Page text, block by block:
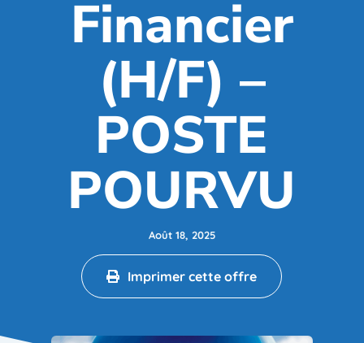
Financier
(H/F) –
POSTE
POURVU
Août 18, 2025
Imprimer cette offre